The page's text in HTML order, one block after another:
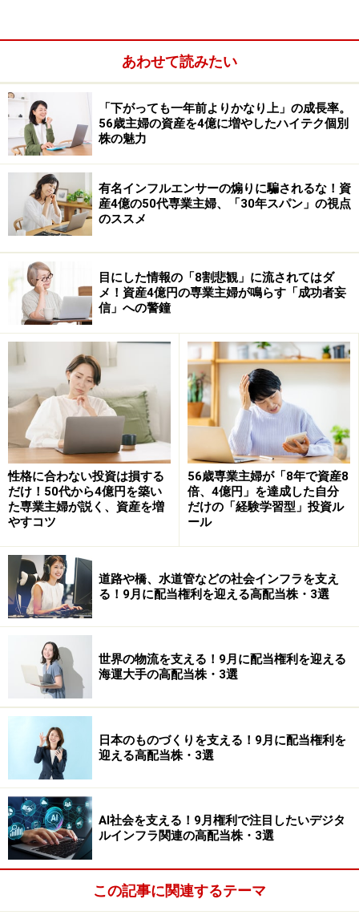
一方で、今ある投資信託を利益確定し、入れ直しをして
いる間に、保有していた投資信託の市場価格が上がるこ
ともあるかもしれません。また、せっかくの複利効果を
中断してしまうといったデメリットもあります。
新NISAで投資できる年間上限額は、360万円（つみたて
投資枠で最大120万円／年、成長投資枠で最大240万円／
年）になります。ですので、慌てて全て利益確定する必
要はないと思います。ただ、ご相談者の場合、年齢から
考えるとややリスク資産が多いようにも思います。
どのような金融商品を保有されているかにもよるのです
が、60歳以降は再雇用で働いたとしても、収入が減るこ
とが予想されます。そのため、資産全体でリスク過多に
ならないよう注意してください。
教えてくれたのは……深野 康彦さん
マネープランクリニックでもおなじみのベテランFPの1
人。さまざまなメディアを通じて、家計管理の方法や投
資の啓蒙などお金まわり全般に関する情報を発信してい
ます。All About貯蓄・投資信託ガイドとしても活躍中。
著作に『55歳からはじめる長い人生後半戦のお金の習
慣』（明日香出版社）、『あなたの毎月分配型投資信託
がいよいよ危ない!』（ダイヤモンド社）など
本記事の内容は一般的な情報提供を目的としており、特定の金融
商品や投資行動を推奨するものではありません。
投資や資産運用に関する最終的なご判断はご自身の責任において
行ってください。
掲載情報の正確性・完全性については十分に配慮しております
が、その内容を保証するものではなく、これに基づく損失・損害
などについて当社は一切の責任を負いません。
最新の情報や詳細については、必ず各金融機関やサービス提供者
の公式情報をご確認ください。
【編集部おすすめの購入サイト】
Amazonで資産運用の書籍をチェック！
あわせて読みたい
「下がっても一年前よりかなり上」の成長率。
56歳主婦の資産を4億に増やしたハイテク個別
株の魅力
有名インフルエンサーの煽りに騙されるな！資
産4億の50代専業主婦、「30年スパン」の視点
のススメ
目にした情報の「8割悲観」に流されてはダ
メ！資産4億円の専業主婦が鳴らす「成功者妄
信」への警鐘
性格に合わない投資は損する
だけ！50代から4億円を築い
た専業主婦が説く、資産を増
やすコツ
56歳専業主婦が「8年で資産8
倍、4億円」を達成した自分
だけの「経験学習型」投資ル
ール
道路や橋、水道管などの社会インフラを支え
る！9月に配当権利を迎える高配当株・3選
世界の物流を支える！9月に配当権利を迎える
海運大手の高配当株・3選
日本のものづくりを支える！9月に配当権利を
迎える高配当株・3選
AI社会を支える！9月権利で注目したいデジタ
ルインフラ関連の高配当株・3選
この記事に関連するテーマ